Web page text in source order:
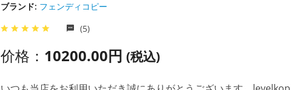
ブランド: フェンディコピー
(5)
价格： 10200.00円 (税込)